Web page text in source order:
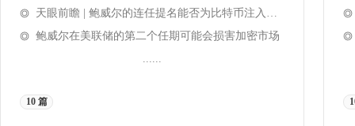
天眼前瞻 | 鲍威尔的连任提名能否为比特币注入新动力？
鲍威尔在美联储的第二个任期可能会损害加密市场
......
10 篇